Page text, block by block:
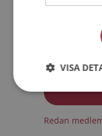
Jag accepterar
Redan
VISA